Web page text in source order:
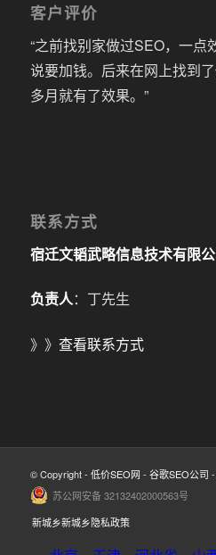
客户评价
“之前找别家做过SEO，一点
说要加钱。后来在网上找到
多月就有了效果。”
联系方式
宿迁文韬武略信息技术有限
负责人：丁先生
》》 查看联系方式
© Copyright - 低价SEO网 - 谷歌SEO公司 -
苏公网安备 32132402000563号
新城乡新城乡隐私政策